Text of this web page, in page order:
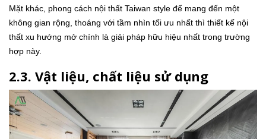
Mặt khác, phong cách nội thất Taiwan style để mang đến một
không gian rộng, thoáng với tầm nhìn tối ưu nhất thì thiết kế nội
thất xu hướng mở chính là giải pháp hữu hiệu nhất trong trường
hợp này.
2.3. Vật liệu, chất liệu sử dụng